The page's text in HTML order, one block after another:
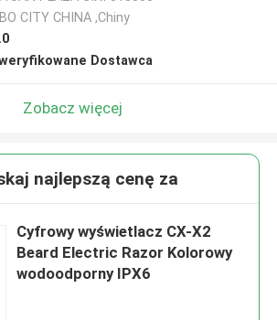
CITY CHINA ,Chiny
Dostawca
Zobacz więcej
najlepszą cenę za
Cyfrowy wyświetlacz CX-X2
Beard Electric Razor Kolorowy
wodoodporny IPX6